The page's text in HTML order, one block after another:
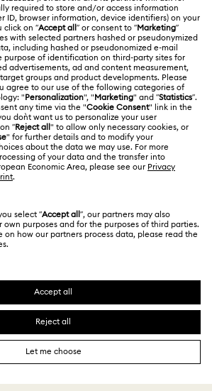
Türkiye
English
Türkçe
ve KUĞU (SWAN) logosu, Swarovski
tescilli ticari markasıdır.